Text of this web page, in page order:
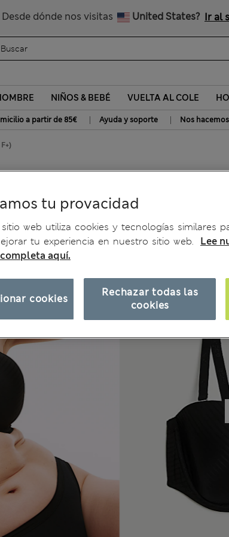
Desde dónde nos visitas United States? Ir al
NIÑOS & BEBÉ VUELTA AL COLE
a partir de 85€ | Ayuda y soporte | Nos
tu provacidad
web utiliza cookies y tecnologías similares
tu experiencia en nuestro sitio web.
Lee
aquí.
Rechazar todas las
cookies
cookies